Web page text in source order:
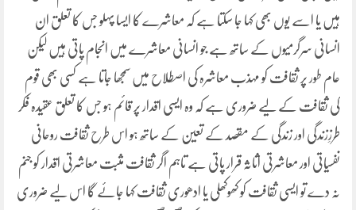
ہیں یا اسے یوں بھی کہا جا سکتا ہے کہ معاشرے کا ایسا پہلو جس کا تعلق ان
انسانی سرگرمیوں کے ساتھ ہے جو انسانی معاشرے میں انجام پاتی ہیں لیکن
عام طور پر ثقافت کو مہذب معاشرہ کی اصطلاح میں سمجھا جاتا ہے کسی بھی قوم
کی ثقافت کے لیے ضروری ہے کہ وہ ایسی اقدار پر قائم ہو جس کا تعلق عقیدہ فکر
طرزِزندگی اور زندگی کے مقصد کے تعین کے ساتھ ہو اس طرح ثقافت روحانی
نفسیاتی اور معاشرتی اثاثہ قرار پاتی ہے تاہم اگر ثقافت مثبت معاشرتی اقدار کو جنم
نہ دے تو ایسی ثقافت کو کھوکھلی یا ادھوری ثقافت کہا جائے گا اس لیے ضروری